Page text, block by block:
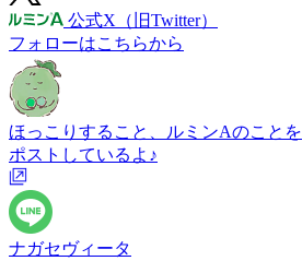
公式X （旧Twitter）
フォローはこちらから
ほっこりすること、ルミンAのことを
ポストしているよ♪
ナガセヴィータ